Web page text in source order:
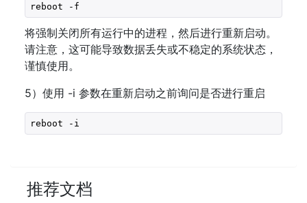
reboot -f
将强制关闭所有运行中的进程，然后进行重新启动。
请注意，这可能导致数据丢失或不稳定的系统状态，
谨慎使用。
5）使用 -i 参数在重新启动之前询问是否进行重启
reboot -i
推荐文档